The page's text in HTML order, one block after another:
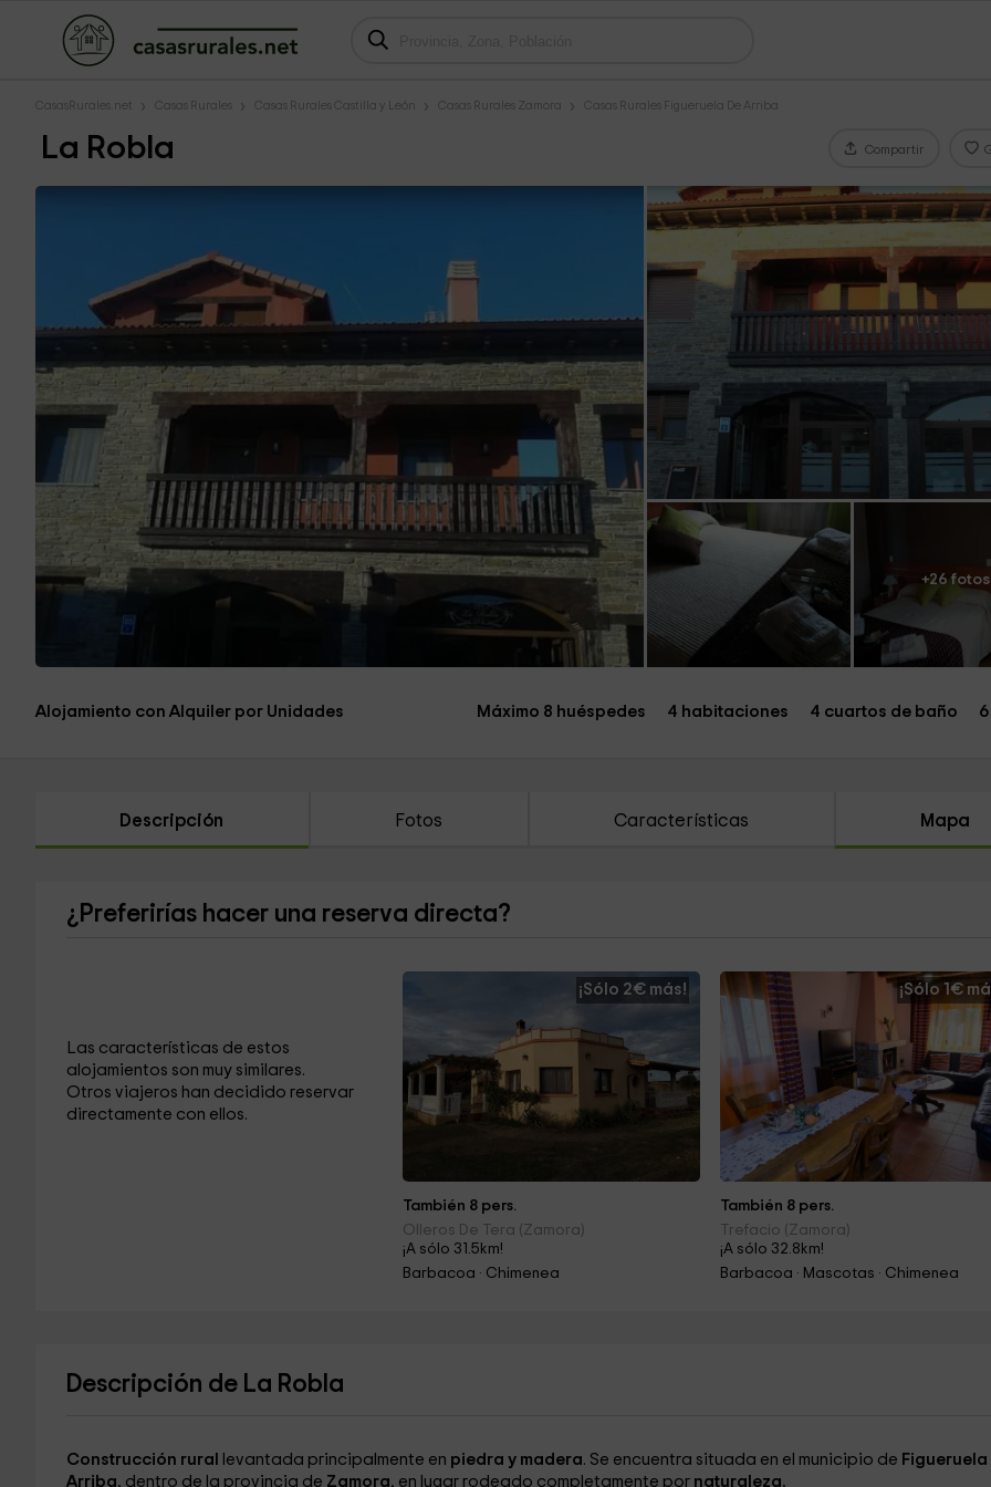
CasasRurales.net Casas Rurales Casas Rurales Castilla y León Casas Rurales Zamora Casas Rurales Figueruela De Arriba
La Robla Compartir
+26 fotos
Alojamiento con Alquiler por Unidades Máximo 8 huéspedes 4 habitaciones 4 cuartos de baño
Descripción Fotos Características Mapa
¿Preferirías hacer una reserva directa?
Las características de estos
alojamientos son muy similares.
Otros viajeros han decidido reservar
directamente con ellos.
¡Sólo 2€ más!
También 8 pers.
Olleros De Tera (Zamora)
¡A sólo 31.5km!
Barbacoa · Chimenea
¡Sólo 1€
También 8 pers.
Trefacio (Zamora)
¡A sólo 32.8km!
Barbacoa · Mascotas · Chimenea
Descripción de La Robla
Construcción rural levantada principalmente en piedra y madera. Se encuentra situada en el municipio de Figueruela
Arriba, dentro de la provincia de Zamora, en lugar rodeado completamente por naturaleza.